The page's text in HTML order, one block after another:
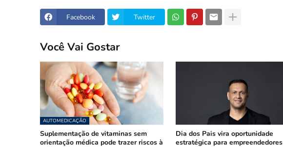
Facebook Twitter
Você Vai Gostar
AUTOMEDICAÇÃO
Suplementação de vitaminas sem
orientação médica pode trazer riscos à
Dia dos Pais vira oportunidade
estratégica para empreendedores